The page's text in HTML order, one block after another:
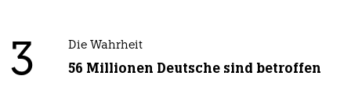
3 Die Wahrheit
56 Millionen Deutsche sind betroffen